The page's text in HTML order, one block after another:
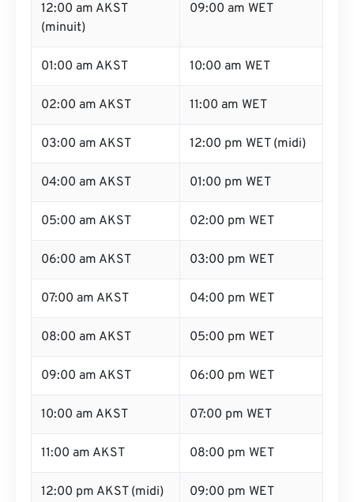
12:00 am AKST
(minuit)
09:00 am WET
01:00 am AKST 10:00 am WET
02:00 am AKST 11:00 am WET
03:00 am AKST 12:00 pm WET (midi)
04:00 am AKST 01:00 pm WET
05:00 am AKST 02:00 pm WET
06:00 am AKST 03:00 pm WET
07:00 am AKST 04:00 pm WET
08:00 am AKST 05:00 pm WET
09:00 am AKST 06:00 pm WET
10:00 am AKST 07:00 pm WET
11:00 am AKST 08:00 pm WET
12:00 pm AKST (midi) 09:00 pm WET